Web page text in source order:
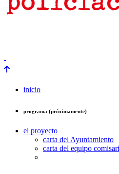
inicio
programa (próximamente)
el proyecto
carta del Ayuntamiento
carta del equipo